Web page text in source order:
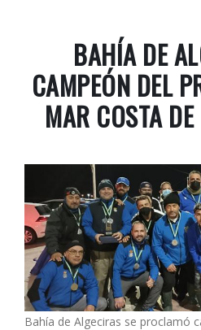
BAHÍA DE
CAMPEÓN DEL
MAR COSTA
Bahía de Algeciras se proclamó